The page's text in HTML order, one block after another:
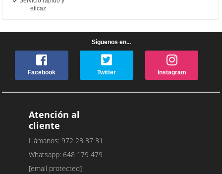
eficaz
Síguenos en...
Facebook Twitter Instagram
Atención al
cliente
Llámanos: 972 23 37 31
Whatsapp: 648 179 479
[email protected]